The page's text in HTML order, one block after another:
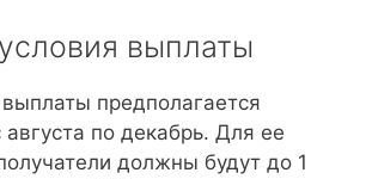
выплаты
предполагается
августа по декабрь. Для ее
должны будут до 1